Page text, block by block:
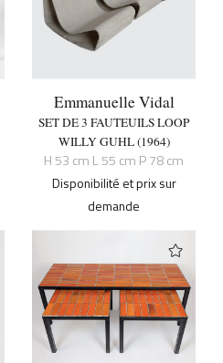
Emmanuelle Vidal
SET DE 3 FAUTEUILS LOOP
WILLY GUHL (1964)
H 53 cm L 55 cm P 78 cm
Disponibilité et prix sur
demande